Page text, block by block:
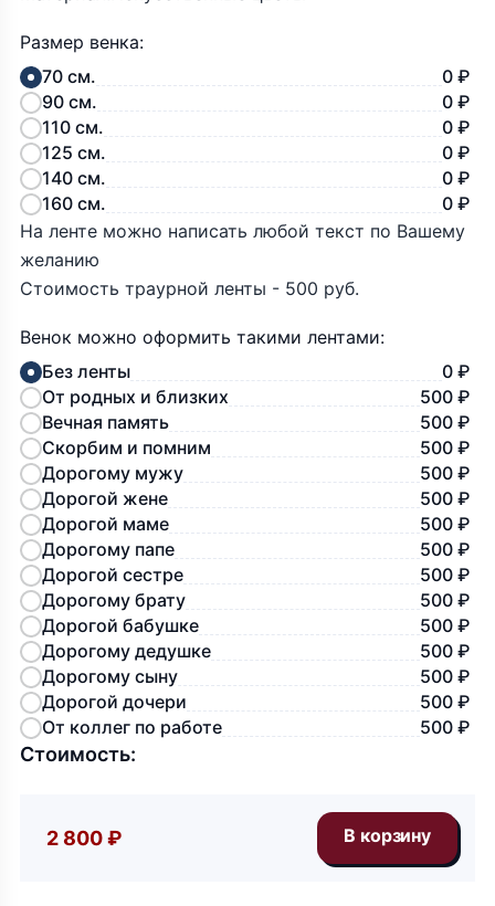
Размер венка:
70 см.
0 ₽
90 см.
0 ₽
110 см.
0 ₽
125 см.
0 ₽
140 см.
0 ₽
160 см.
0 ₽
На ленте можно написать любой текст по Вашему
желанию
Стоимость траурной ленты - 500 руб.
Венок можно оформить такими лентами:
Без ленты
0 ₽
От родных и близких
500 ₽
Вечная память
500 ₽
Скорбим и помним
500 ₽
Дорогому мужу
500 ₽
Дорогой жене
500 ₽
Дорогой маме
500 ₽
Дорогому папе
500 ₽
Дорогой сестре
500 ₽
Дорогому брату
500 ₽
Дорогой бабушке
500 ₽
Дорогому дедушке
500 ₽
Дорогому сыну
500 ₽
Дорогой дочери
500 ₽
От коллег по работе
500 ₽
Стоимость:
2 800 ₽